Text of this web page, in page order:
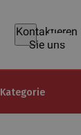
Kontaktieren
Sie uns
Kategorie